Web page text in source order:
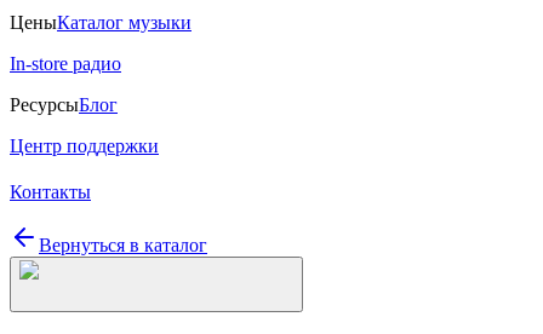
ЦеныКаталог музыки
In-store радио
РесурсыБлог
Центр поддержки
Контакты
Вернуться в каталог